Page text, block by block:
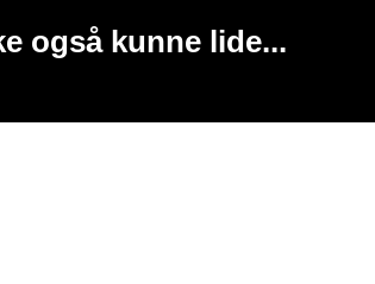
også kunne lide...